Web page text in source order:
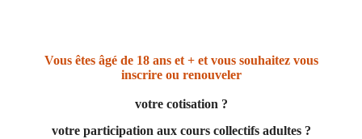
Vous êtes âgé de 18 ans et + et vous souhaitez vous
inscrire ou renouveler
votre cotisation ?
votre participation aux cours collectifs adultes ?